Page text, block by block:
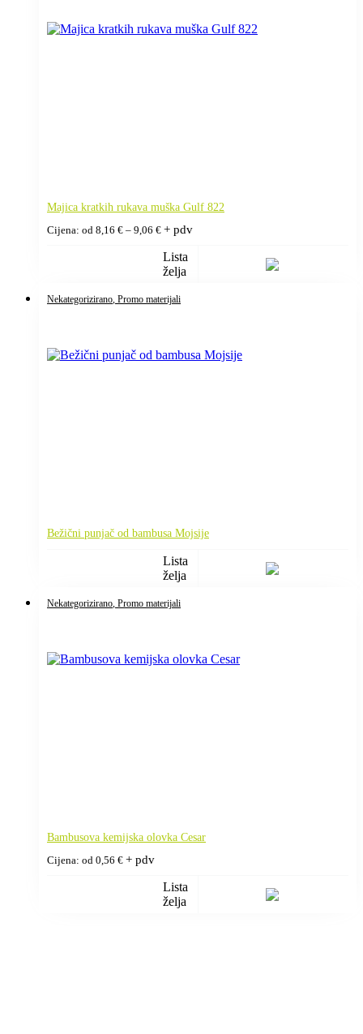
Majica kratkih rukava muška Gulf 822
Cijena: od 8,16 € – 9,06 €Raspon
cijena:
od
8,16 €
do
+ pdv
Lista
želja
Nekategorizirano , Promo materijali
Bežični punjač od bambusa Mojsije
Lista
želja
Nekategorizirano , Promo materijali
Bambusova kemijska olovka Cesar
Cijena: od 0,56 € + pdv
Lista
želja